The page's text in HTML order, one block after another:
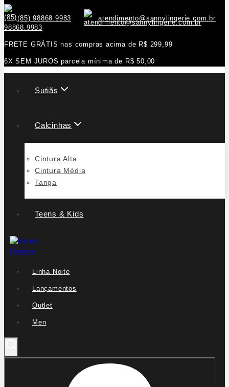
(85) 98868.9983 atendimento@sannylingerie.com.br
FRETE GRÁTIS nas compras acima de R$ 299,99
6X SEM JUROS parcela mínima de R$ 50,00
Sutiãs
Calcinhas
Cintura Alta
Cintura Média
Tanga
Teens & Kids
Linha Noite
Lançamentos
Outlet
Men